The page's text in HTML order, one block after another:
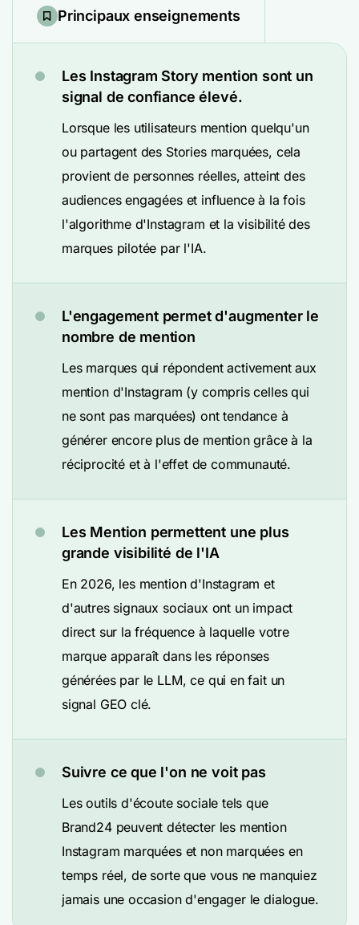
Principaux enseignements
Les Instagram Story mention sont un
signal de confiance élevé.
Lorsque les utilisateurs mention quelqu'un
ou partagent des Stories marquées, cela
provient de personnes réelles, atteint des
audiences engagées et influence à la fois
l'algorithme d'Instagram et la visibilité des
marques pilotée par l'IA.
L'engagement permet d'augmenter le
nombre de mention
Les marques qui répondent activement aux
mention d'Instagram (y compris celles qui
ne sont pas marquées) ont tendance à
générer encore plus de mention grâce à la
réciprocité et à l'effet de communauté.
Les Mention permettent une plus
grande visibilité de l'IA
En 2026, les mention d'Instagram et
d'autres signaux sociaux ont un impact
direct sur la fréquence à laquelle votre
marque apparaît dans les réponses
générées par le LLM, ce qui en fait un
signal GEO clé.
Suivre ce que l'on ne voit pas
Les outils d'écoute sociale tels que
Brand24 peuvent détecter les mention
Instagram marquées et non marquées en
temps réel, de sorte que vous ne manquiez
jamais une occasion d'engager le dialogue.